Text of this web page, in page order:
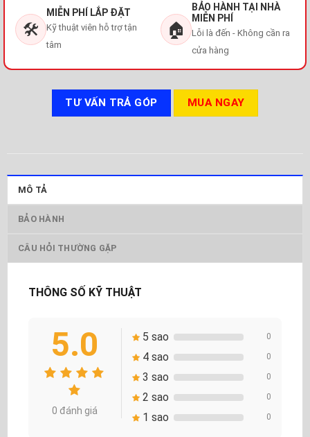
🛠️
MIỄN PHÍ LẮP ĐẶT
Kỹ thuật viên hỗ trợ tận
tâm
🏠
BẢO HÀNH TẠI NHÀ
MIỄN PHÍ
Lỗi là đến - Không cần ra
cửa hàng
TƯ VẤN TRẢ GÓP MUA NGAY
MÔ TẢ
BẢO HÀNH
CÂU HỎI THƯỜNG GẶP
THÔNG SỐ KỸ THUẬT
5.0
0 đánh giá
5 sao 0
4 sao 0
3 sao 0
2 sao 0
1 sao 0